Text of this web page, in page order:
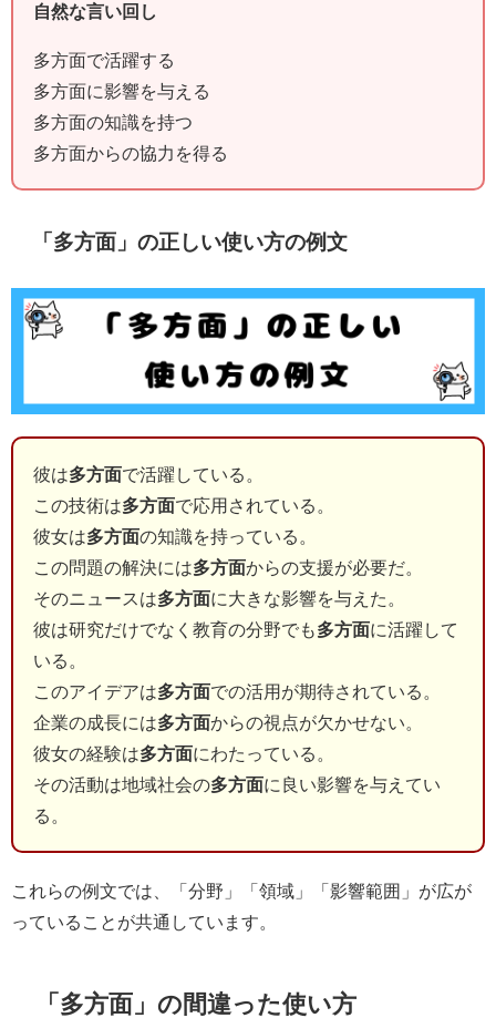
自然な言い回し
多方面で活躍する
多方面に影響を与える
多方面の知識を持つ
多方面からの協力を得る
「多方面」の正しい使い方の例文
彼は多方面で活躍している。
この技術は多方面で応用されている。
彼女は多方面の知識を持っている。
この問題の解決には多方面からの支援が必要だ。
そのニュースは多方面に大きな影響を与えた。
彼は研究だけでなく教育の分野でも多方面に活躍して
いる。
このアイデアは多方面での活用が期待されている。
企業の成長には多方面からの視点が欠かせない。
彼女の経験は多方面にわたっている。
その活動は地域社会の多方面に良い影響を与えてい
る。
これらの例文では、「分野」「領域」「影響範囲」が広が
っていることが共通しています。
「多方面」の間違った使い方